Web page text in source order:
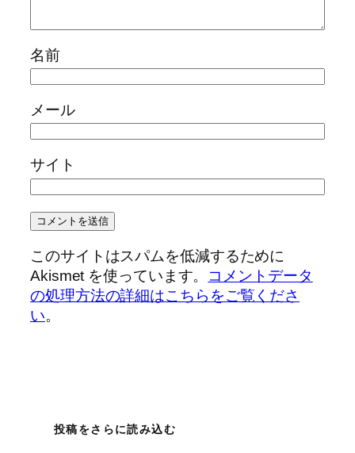
名前
メール
サイト
このサイトはスパムを低減するために
Akismet を使っています。
コメントデータ
の処理方法の詳細はこちらをご覧くださ
い。
投稿をさらに読み込む